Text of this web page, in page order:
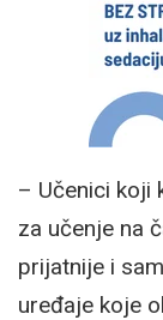
– Učenici koji
za učenje na
prijatnije i
uređaje koje